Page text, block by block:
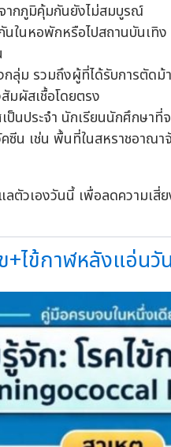
ากภูมิคุ้มกันยังไม่สมบูรณ์
ในหอพักหรือไปสถานบันเทิ
ลุ่ม รวมถึงผู้ที่ได้รับการตัดม้
มผัสเชื้อโดยตรง
ป็นประจำ นักเรียนนักศึกษา
ซีน เช่น พื้นที่ในสหราชอาณ
ตัวเองวันนี้ เพื่อลดความเสี่
+ไข้กาฬหลังแอ่นวั